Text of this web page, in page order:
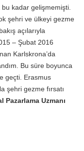
kadar gelişmemişti.
şehri ve ülkeyi gezme
açılarıyla
– Şubat 2016
Karlskrona’da
Bu süre boyunca
geçti. Erasmus
şehri gezme fırsatı
Pazarlama Uzmanı